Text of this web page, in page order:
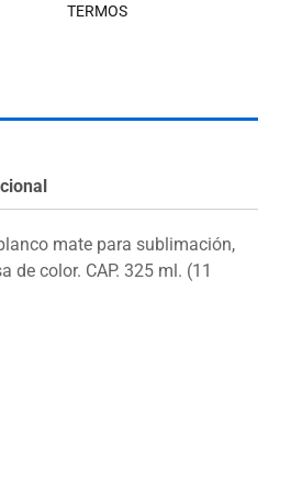
TERMOS
mate para sublimación,
de color. CAP. 325 ml. (11